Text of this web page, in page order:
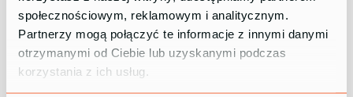
społecznościowym, reklamowym i analitycznym.
Partnerzy mogą połączyć te informacje z innymi danymi
otrzymanymi od Ciebie lub uzyskanymi podczas
korzystania z ich usług.
i zoptymalizujesz wydajność maszyn.
Kontrola jakości
Monitorowanie jakości produkcji na każdym etapie
realizacji pozwala szybko wykrywać odchylenia,